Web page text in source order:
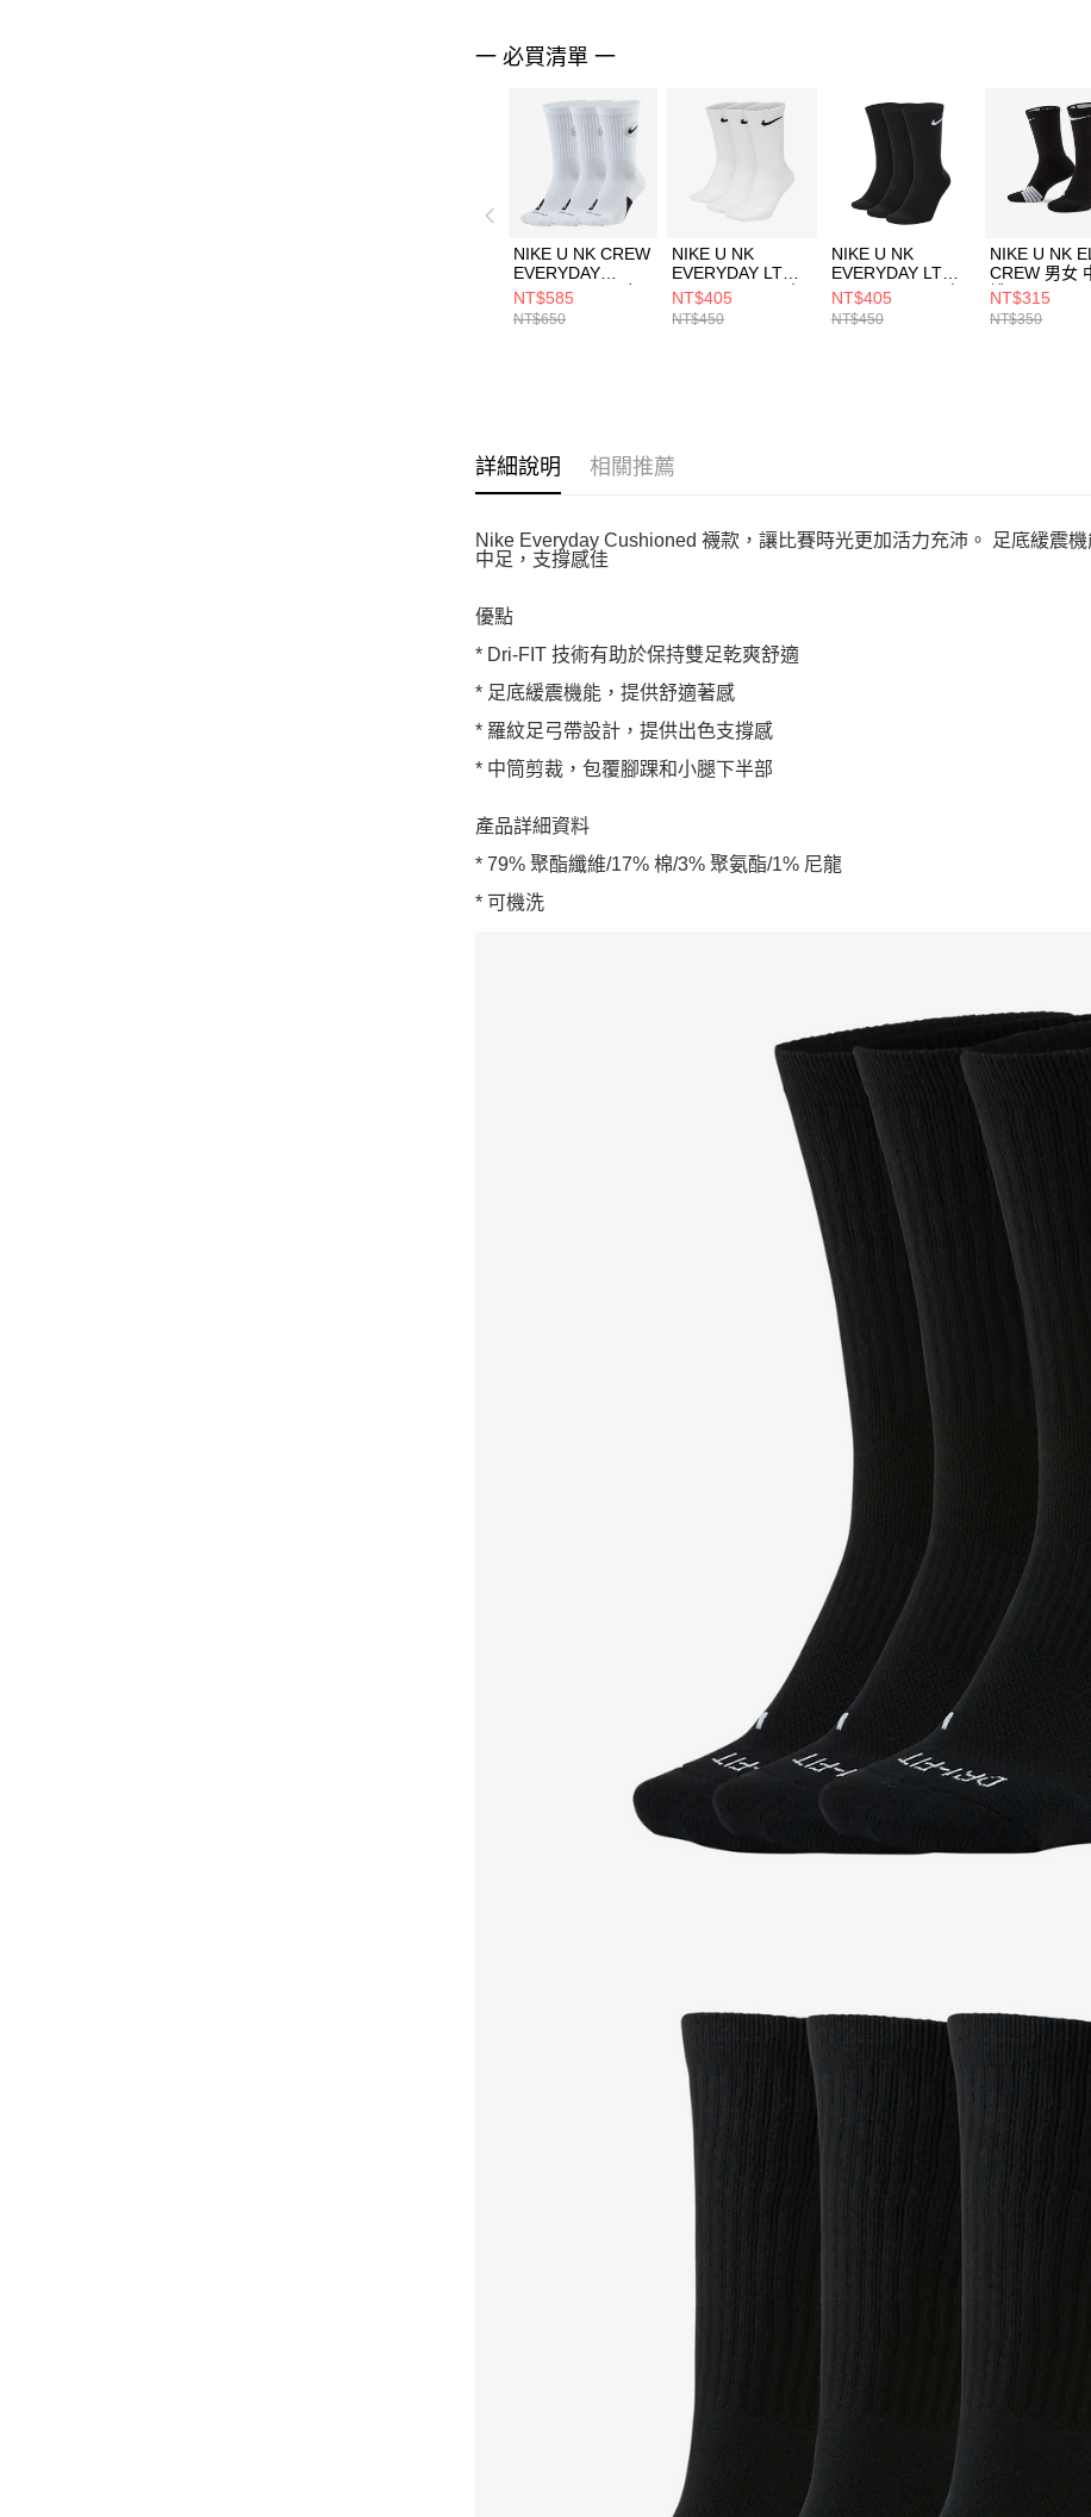
結果請求用戶
５．嚴禁一
形，恩沛科
一 必買清單 一
NIKE U NK CREW
EVERYDAY
BBALL 3PR 男女
中統襪
DA2123100
NT$585
NT$650
NIKE U NK
EVERYDAY LTWT
CREW 3PR 男 中
統襪 SX7676100
NT$405
NT$450
NIKE U NK
EVERYDAY LTWT
CREW 3PR 男 中
統襪 SX7676010
NT$405
NT$450
NIKE U NK
CREW 男女
襪 SX7622013
NT$315
NT$350
詳細說明 相關推薦
Nike Everyday Cushioned 襪款，讓比賽時光更加活力充沛。 足底緩震
中足，支撐感佳
優點
* Dri-FIT 技術有助於保持雙足乾爽舒適
* 足底緩震機能，提供舒適著感
* 羅紋足弓帶設計，提供出色支撐感
* 中筒剪裁，包覆腳踝和小腿下半部
產品詳細資料
* 79% 聚酯纖維/17% 棉/3% 聚氨酯/1% 尼龍
* 可機洗